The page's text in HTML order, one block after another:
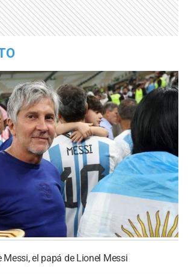
Messi, el papá de Lionel Messi